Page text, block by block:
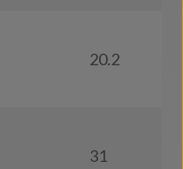
20.2
31